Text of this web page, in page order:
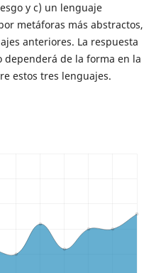
y c) un lenguaje
metáforas más abstractos,
anteriores. La respuesta
de la forma en la
estos tres lenguajes.